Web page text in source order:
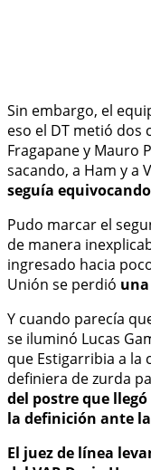
Sin embargo, el
eso el DT metió dos
Fragapane y Mauro
sacando, a Ham y a
seguía
Pudo marcar el
de manera
ingresado hacia
Unión se perdió
Y cuando parecía
se iluminó Lucas
que Estigarribia a la
definiera de zurda
del postre que
la definición ante
El juez de línea